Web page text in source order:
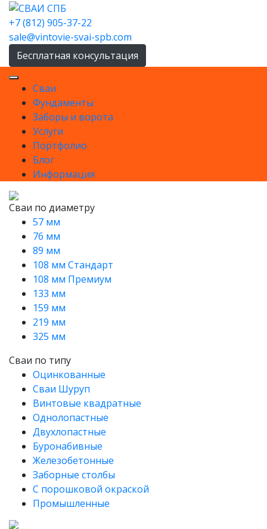
Skip
content
+7 (812) 905-37-22
sale@vintovie-svai-spb.com
Бесплатная консультация
Сваи
Фундаменты
Заборы и ворота
Услуги
Портфолио
Блог
Информация
Сваи по диаметру
57 мм
76 мм
89 мм
108 мм Стандарт
108 мм Премиум
133 мм
159 мм
219 мм
325 мм
Сваи по типу
Оцинкованные
Сваи Шуруп
Винтовые квадратные
Однолопастные
Двухлопастные
Буронабивные
Железобетонные
Заборные столбы
С порошковой окраской
Промышленные